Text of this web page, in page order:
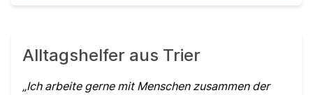
Alltagshelfer aus Trier
Ich arbeite gerne mit Menschen zusammen der